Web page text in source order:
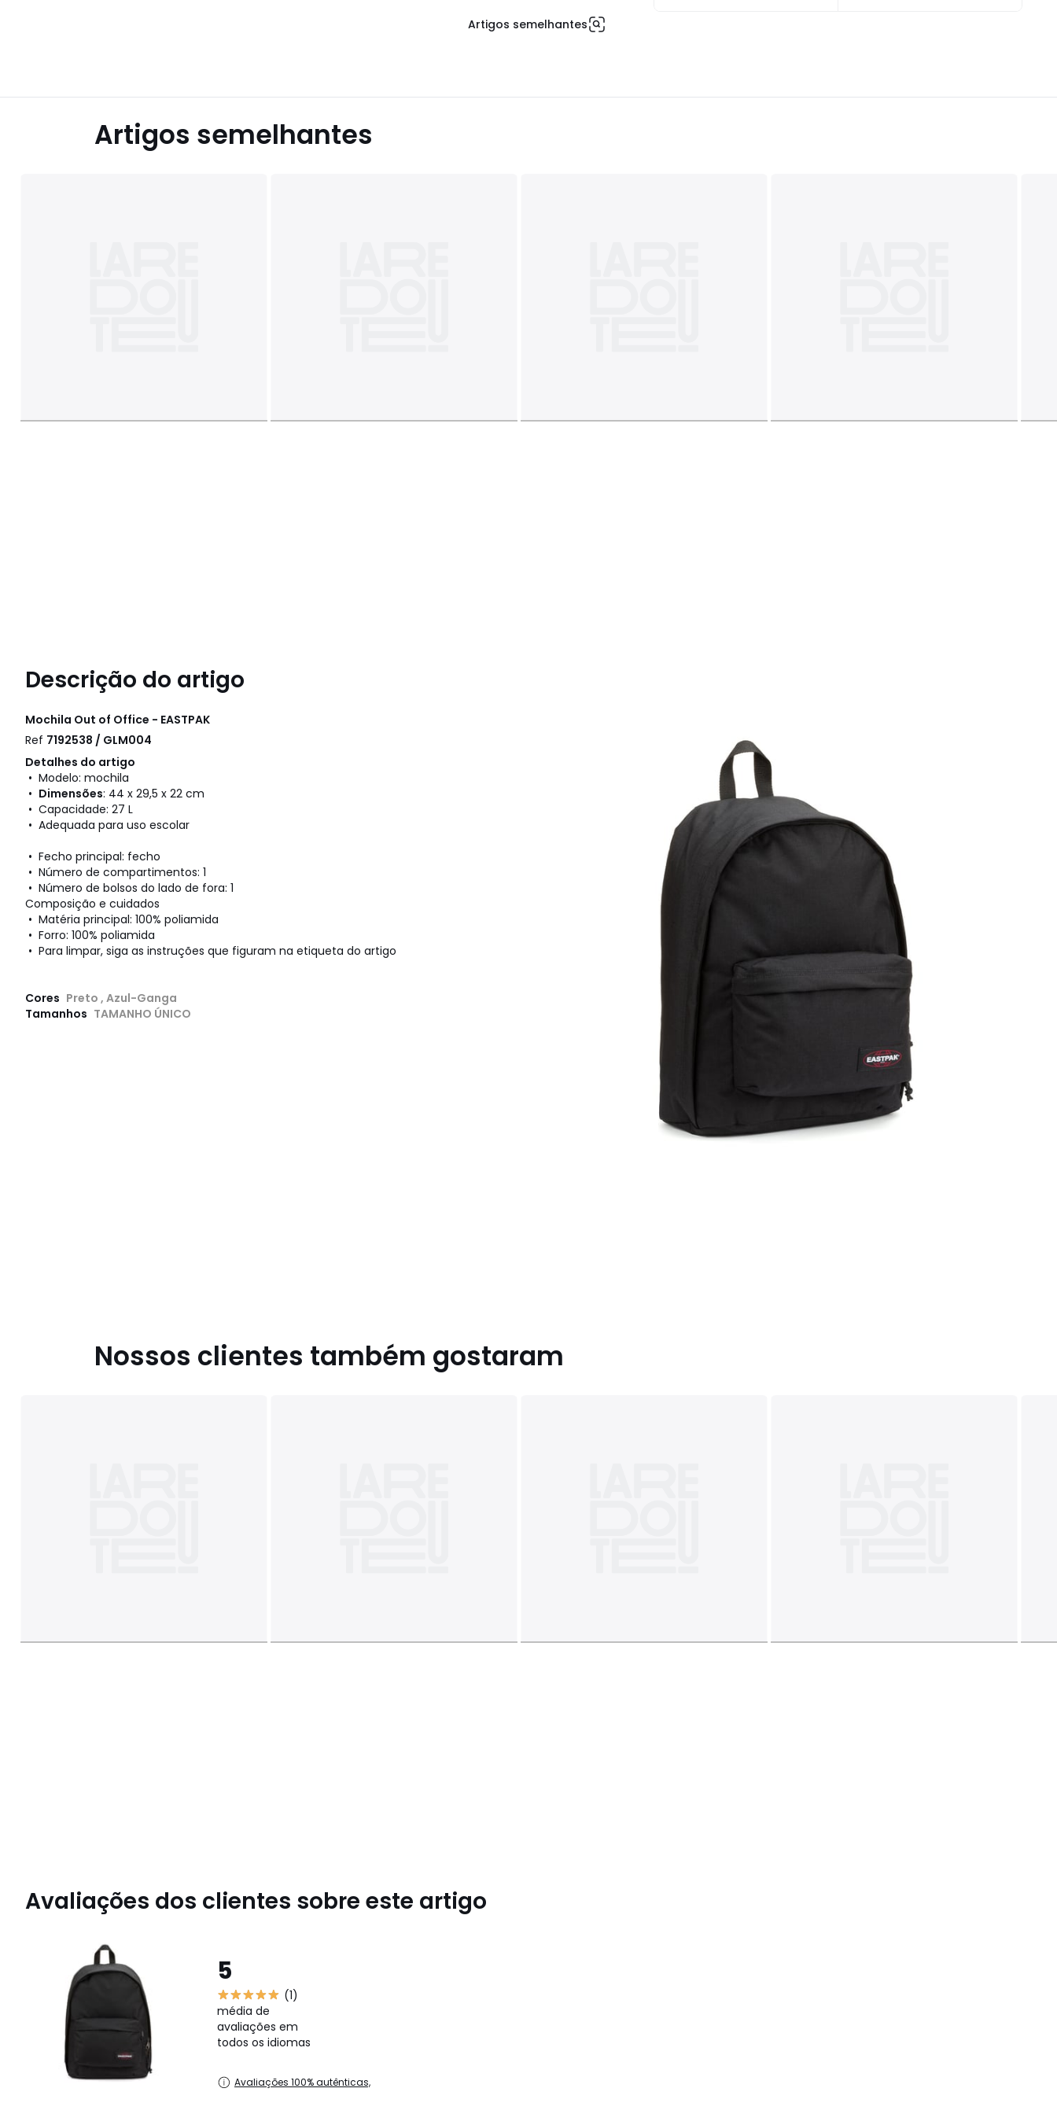
Artigos semelhantes
Artigos semelhantes
Descrição do artigo
Mochila Out of Office - EASTPAK
Ref 7192538 / GLM004
Detalhes do artigo
• Modelo: mochila
• Dimensões: 44 x 29,5 x 22 cm
• Capacidade: 27 L
• Adequada para uso escolar
• Fecho principal: fecho
• Número de compartimentos: 1
• Número de bolsos do lado de fora: 1
Composição e cuidados
• Matéria principal: 100% poliamida
• Forro: 100% poliamida
• Para limpar, siga as instruções que figuram na etiqueta do artigo
Cores Preto , Azul-Ganga
Tamanhos TAMANHO ÚNICO
Nossos clientes também gostaram
Avaliações dos clientes sobre este artigo
5
(1)
média de
avaliações em
todos os idiomas
Avaliações 100% autênticas,